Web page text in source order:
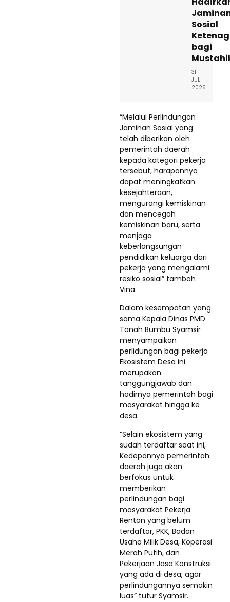
Sosial
bagi
31
JUL
2026
“Melalui Perlindungan
Jaminan Sosial yang
telah diberikan oleh
pemerintah daerah
kepada kategori pekerja
tersebut, harapannya
dapat meningkatkan
kesejahteraan,
mengurangi kemiskinan
dan mencegah
kemiskinan baru, serta
menjaga
keberlangsungan
pendidikan keluarga dari
pekerja yang mengalami
resiko sosial” tambah
Vina.
Dalam kesempatan yang
sama Kepala Dinas PMD
Tanah Bumbu Syamsir
menyampaikan
perlidungan bagi pekerja
Ekosistem Desa ini
merupakan
tanggungjawab dan
hadirnya pemerintah bagi
masyarakat hingga ke
desa.
“Selain ekosistem yang
sudah terdaftar saat ini,
Kedepannya pemerintah
daerah juga akan
berfokus untuk
memberikan
perlindungan bagi
masyarakat Pekerja
Rentan yang belum
terdaftar, PKK, Badan
Usaha Milik Desa, Koperasi
Merah Putih, dan
Pekerjaan Jasa Konstruksi
yang ada di desa, agar
perlindungannya semakin
luas” tutur Syamsir.